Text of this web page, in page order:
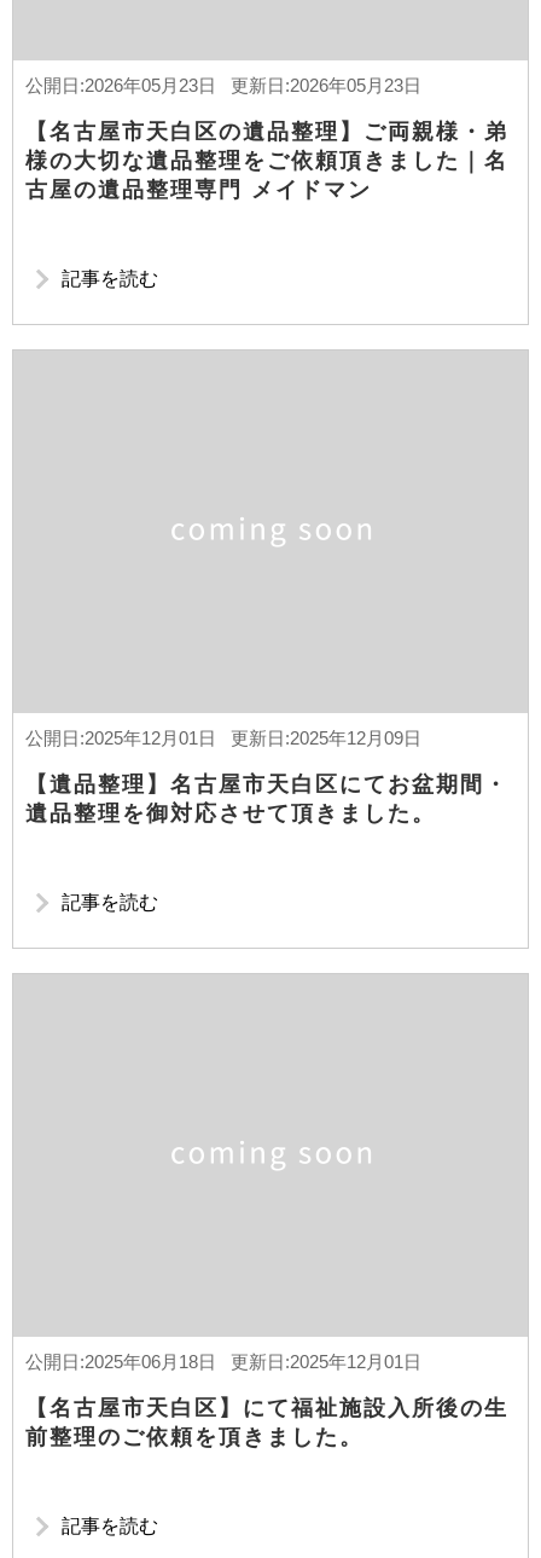
公開日:2026年05月23日 更新日:2026年05月23日
【名古屋市天白区の遺品整理】ご両親様・弟
様の大切な遺品整理をご依頼頂きました｜名
古屋の遺品整理専門 メイドマン
記事を読む
公開日:2025年12月01日 更新日:2025年12月09日
【遺品整理】名古屋市天白区にてお盆期間・
遺品整理を御対応させて頂きました。
記事を読む
公開日:2025年06月18日 更新日:2025年12月01日
【名古屋市天白区】にて福祉施設入所後の生
前整理のご依頼を頂きました。
記事を読む